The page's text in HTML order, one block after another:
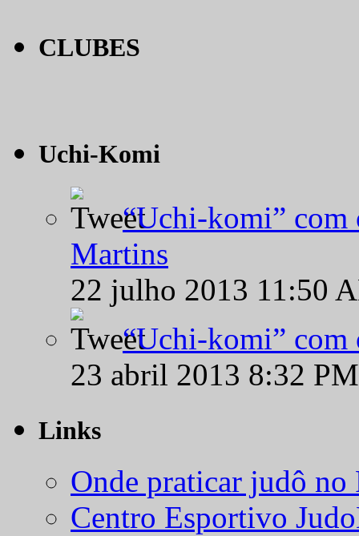
CLUBES
Uchi-Komi
“Uchi-komi” com
Martins
22 julho 2013 11:50
“Uchi-komi” com
23 abril 2013 8:32
Links
Onde praticar judô
Centro Esportivo